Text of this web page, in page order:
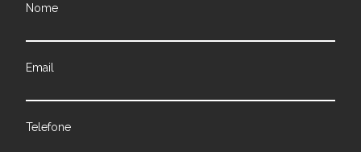
Nome
Email
Telefone